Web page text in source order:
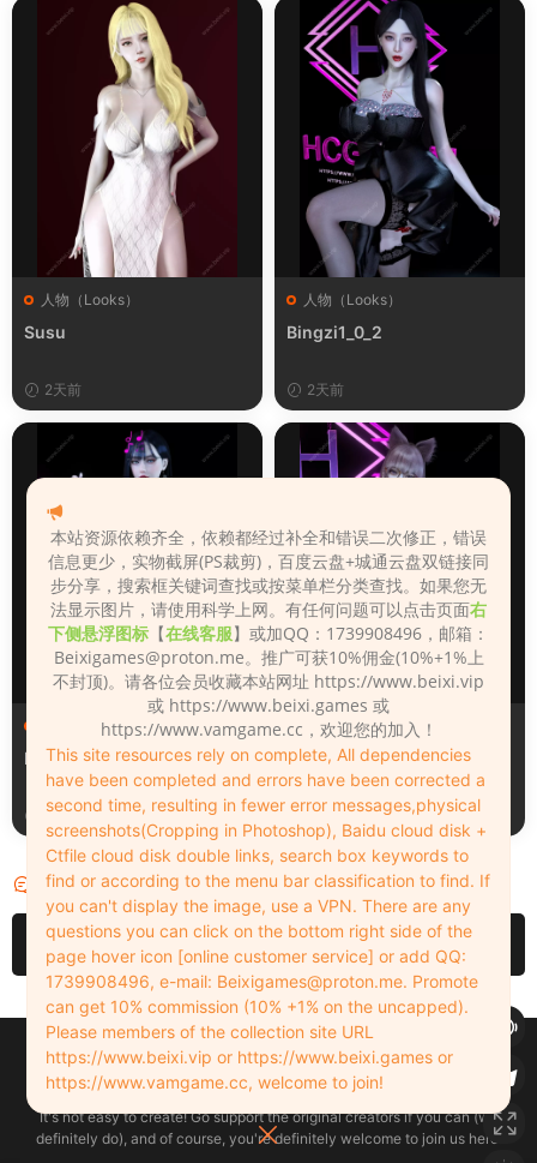
人物（Looks）
Susu
2天前
人物（Looks）
Bingzi1_0_2
2天前
人物（Looks）
Monica_2_2_2
2天前
人物（Looks）
Lizhen2025
3天前
评论 0
请先登录
Copyleft © 2022-2026 beixi.vip - All Rights Freedom！
创作不易！有能力的同学可以去支持一下原创作者（我们绝对支持），当然
了，您加入这里我们也绝对欢迎！
It's not easy to create! Go support the original creators if you can (we
definitely do), and of course, you're definitely welcome to join us here!
本站资源依赖齐全，依赖都经过补全和错误二次修正，错误
信息更少，实物截屏(PS裁剪)，百度云盘+城通云盘双链接同
步分享，搜索框关键词查找或按菜单栏分类查找。如果您无
法显示图片，请使用科学上网。有任何问题可以点击页面右
下侧悬浮图标 【在线客服】或加QQ：1739908496，邮箱：
Beixigames@proton.me。推广可获10%佣金(10%+1%上
不封顶)。请各位会员收藏本站网址 https://www.beixi.vip
或 https://www.beixi.games 或
https://www.vamgame.cc，欢迎您的加入！
This site resources rely on complete, All dependencies
have been completed and errors have been corrected a
second time, resulting in fewer error messages,physical
screenshots(Cropping in Photoshop), Baidu cloud disk +
Ctfile cloud disk double links, search box keywords to
find or according to the menu bar classification to find. If
you can't display the image, use a VPN. There are any
questions you can click on the bottom right side of the
page hover icon [online customer service] or add QQ:
1739908496, e-mail: Beixigames@proton.me. Promote
can get 10% commission (10% +1% on the uncapped).
Please members of the collection site URL
https://www.beixi.vip or https://www.beixi.games or
https://www.vamgame.cc, welcome to join!